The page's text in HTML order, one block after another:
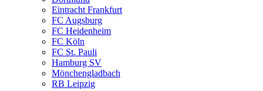
Eintracht Frankfurt
FC Augsburg
FC Heidenheim
FC Köln
FC St. Pauli
Hamburg SV
Mönchengladbach
RB Leipzig